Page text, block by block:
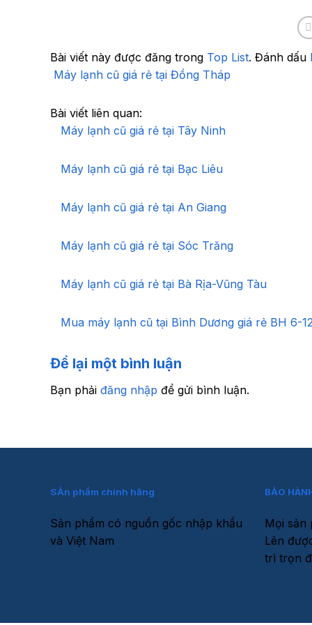
Bài viết này được đăng trong Top List. Đánh dấu
Máy lạnh cũ giá rẻ tại Đồng Tháp
Bài viết liên quan:
Máy lạnh cũ giá rẻ tại Tây Ninh
Máy lạnh cũ giá rẻ tại Bạc Liêu
Máy lạnh cũ giá rẻ tại An Giang
Máy lạnh cũ giá rẻ tại Sóc Trăng
Máy lạnh cũ giá rẻ tại Bà Rịa-Vũng Tàu
Mua máy lạnh cũ tại Bình Dương giá rẻ BH 6-
Để lại một bình luận
Bạn phải đăng nhập để gửi bình luận.
SẢn phẩm chính hãng
Sản phẩm có nguồn gốc nhập khẩu
và Việt Nam
BẢO
Mọi sản
Lên
trì trọn